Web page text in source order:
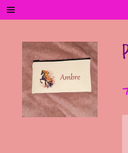
Passer
au
principal